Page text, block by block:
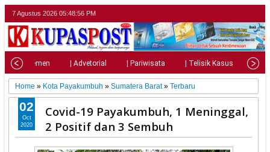
7 Agustus 2026 05:48:57 PM
| Parlemen | Advetorial | Pariwisata | Telisik Kasus |
Home » Kota Payakumbuh »Sumatera Barat»Terbaru
Covid-19 Payakumbuh, 1 Meninggal,
2 Positif dan 3 Sembuh
02
Oct
2020